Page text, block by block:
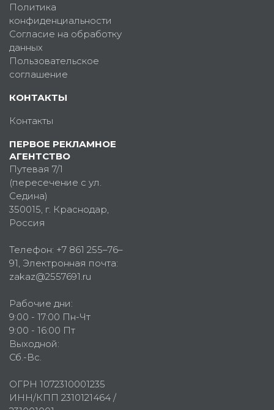
Политика
конфиденциальности
Согласие на обработку
данных
Пользовательское
соглашение
КОНТАКТЫ
Контакты
ПЕРВОЕ РЕКЛАМНОЕ
АГЕНТСТВО
Путевая 7/1
(пересечение с ул.
Седина)
350015 , г. Краснодар,
Россия
Телефон: +7 861 255–76–
91 , Электронная почта:
zakaz@2557691.ru
Рабочие дни:
9:00 - 17:00 Пн-Чт
9:00 - 16:00 Пт
Выходной:
Сб.-Вс.
ОГРН 1072310001235
ИНН/КПП 2310121464 /